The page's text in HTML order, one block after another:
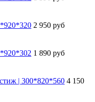
2 950 руб
1 890 руб
| 300*820*560 4 150